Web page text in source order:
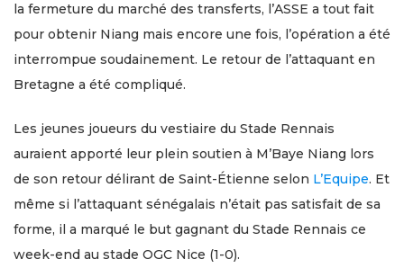
la fermeture du marché des transferts, l’ASSE a tout fait
pour obtenir Niang mais encore une fois, l’opération a été
interrompue soudainement. Le retour de l’attaquant en
Bretagne a été compliqué.
Les jeunes joueurs du vestiaire du Stade Rennais
auraient apporté leur plein soutien à M’Baye Niang lors
de son retour délirant de Saint-Étienne selon L’Equipe. Et
même si l’attaquant sénégalais n’était pas satisfait de sa
forme, il a marqué le but gagnant du Stade Rennais ce
week-end au stade OGC Nice (1-0).